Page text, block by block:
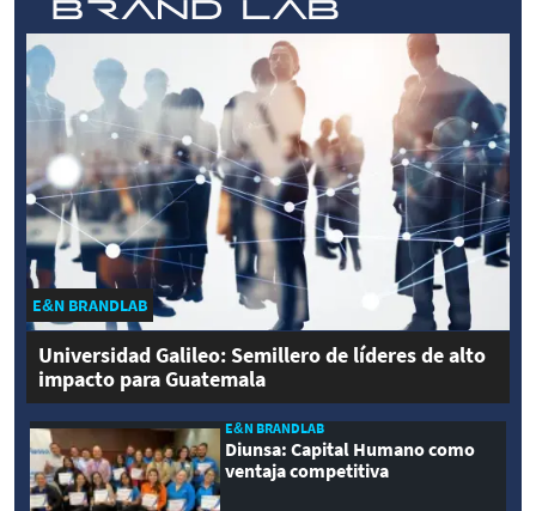
E&N BRANDLAB
Universidad Galileo: Semillero de líderes de alto
impacto para Guatemala
E&N BRANDLAB
Diunsa: Capital Humano como
ventaja competitiva